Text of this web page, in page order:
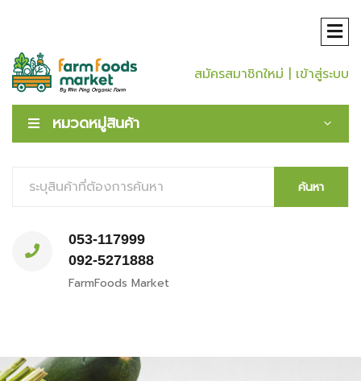
สมัครสมาชิกใหม่ | เข้าสู่ระบบ
หมวดหมู่สินค้า
ค้นหา
053-117999
092-5271888
FarmFoods Market